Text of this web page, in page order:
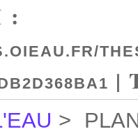
:
|
>